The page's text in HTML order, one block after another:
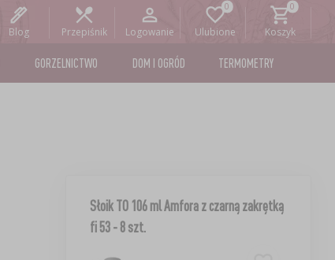
Blog Przepiśnik Logowanie Ulubione Koszyk
GORZELNICTWO DOM I OGRÓD TERMOMETRY
Słoik TO 106 ml Amfora z czarną zakrętką
fi 53 - 8 szt.